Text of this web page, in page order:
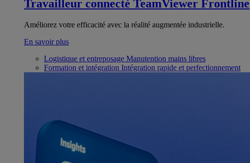
Travailleur connecté TeamViewer Frontline
Améliorez votre efficacité avec la réalité augmentée industrielle.
En savoir plus
Logistique et entreposage Manutention mains libres
Formation et intégration Intégration rapide et perfectionnement